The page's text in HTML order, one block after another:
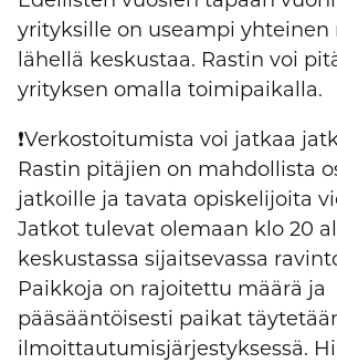
yrityksille on useampi yhteinen
lähellä keskustaa. Rastin voi
yrityksen omalla toimipaikalla.
❗Verkostoitumista voi jatkaa
Rastin pitäjien on mahdollista
jatkoille ja tavata opiskelijoita
Jatkot tulevat olemaan klo 20
keskustassa sijaitsevassa
Paikkoja on rajoitettu määrä ja
pääsääntöisesti paikat
ilmoittautumisjärjestyksessä.